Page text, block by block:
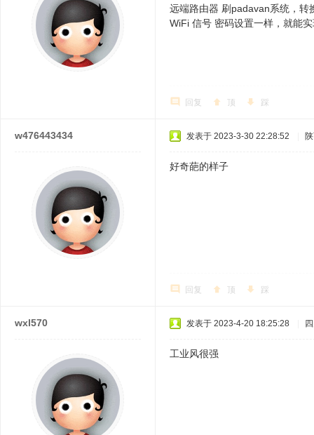
远端路由器 刷padavan系统，转
WiFi 信号 密码设置一样，就能
回复 顶 踩
w476443434 发表于 2023-3-30 22:28:52
好奇葩的样子
回复 顶 踩
wxl570 发表于 2023-4-20 18:25:28
工业风很强